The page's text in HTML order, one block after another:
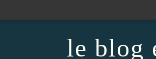
le blog